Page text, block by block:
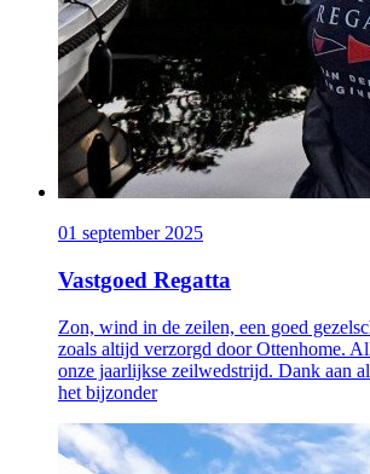
01 september 2025
Vastgoed Regatta
Zon, wind in de zeilen, een goed
zoals altijd verzorgd door Ottenhome.
onze jaarlijkse zeilwedstrijd. Dank aan
het bijzonder